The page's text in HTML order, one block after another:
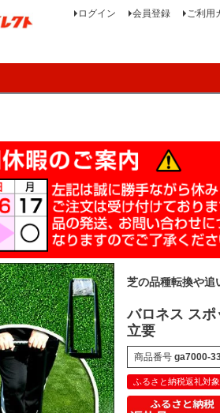
ログイン 会員登録 ご利用
芝の品種転換や追
バロネス スポ
立要
商品番号 ga7000-
ふるさと納税返礼対